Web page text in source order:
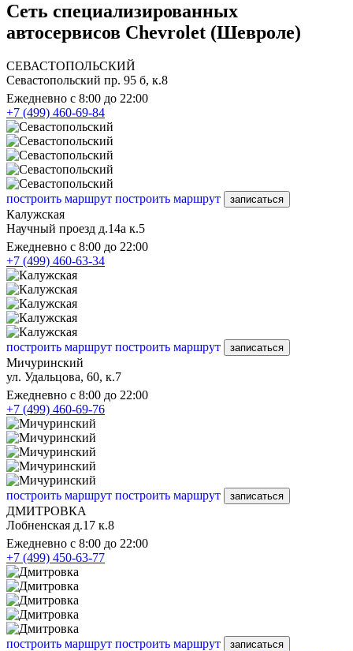
Сеть специализированных
автосервисов Chevrolet (Шевроле)
СЕВАСТОПОЛЬСКИЙ
Севастопольский пр. 95 б, к.8
Ежедневно с 8:00 до 22:00
+7 (499) 460-69-84
построить маршрут построить маршрут записаться
Калужская
Научный проезд д.14а к.5
Ежедневно с 8:00 до 22:00
+7 (499) 460-63-34
построить маршрут построить маршрут записаться
Мичуринский
ул. Удальцова, 60, к.7
Ежедневно с 8:00 до 22:00
+7 (499) 460-69-76
построить маршрут построить маршрут записаться
ДМИТРОВКА
Лобненская д.17 к.8
Ежедневно с 8:00 до 22:00
+7 (499) 450-63-77
построить маршрут построить маршрут записаться